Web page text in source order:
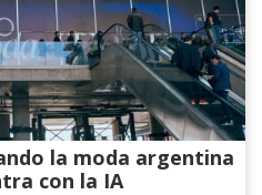
la moda argentina
con la IA